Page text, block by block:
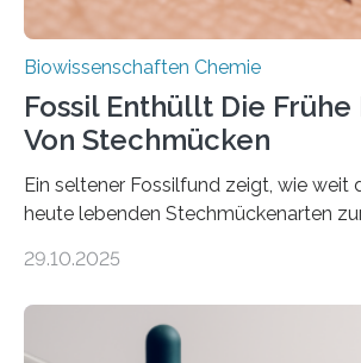
Biowissenschaften Chemie
Fossil Enthüllt Die
Von Stechmücken
Ein seltener Fossilfund zeigt, wie weit
heute lebenden Stechmückenarten
Forschende die bisher älteste
Region Kachin in Myanmar und hat sich
ausgezeichnetem Zustand erhalten.
29.10.2025